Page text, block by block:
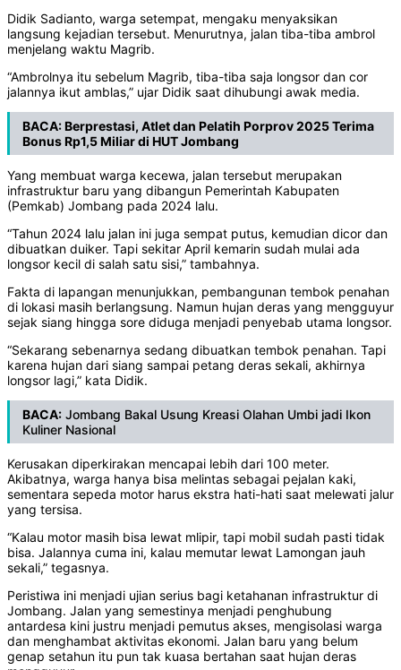
Didik Sadianto, warga setempat, mengaku menyaksikan
langsung kejadian tersebut. Menurutnya, jalan tiba-tiba ambrol
menjelang waktu Magrib.
“Ambrolnya itu sebelum Magrib, tiba-tiba saja longsor dan cor
jalannya ikut amblas,” ujar Didik saat dihubungi awak media.
BACA:Berprestasi, Atlet dan Pelatih Porprov 2025 Terima
Bonus Rp1,5 Miliar di HUT Jombang
Yang membuat warga kecewa, jalan tersebut merupakan
infrastruktur baru yang dibangun Pemerintah Kabupaten
(Pemkab) Jombang pada 2024 lalu.
“Tahun 2024 lalu jalan ini juga sempat putus, kemudian dicor dan
dibuatkan duiker. Tapi sekitar April kemarin sudah mulai ada
longsor kecil di salah satu sisi,” tambahnya.
Fakta di lapangan menunjukkan, pembangunan tembok penahan
di lokasi masih berlangsung. Namun hujan deras yang mengguyur
sejak siang hingga sore diduga menjadi penyebab utama longsor.
“Sekarang sebenarnya sedang dibuatkan tembok penahan. Tapi
karena hujan dari siang sampai petang deras sekali, akhirnya
longsor lagi,” kata Didik.
BACA: Jombang Bakal Usung Kreasi Olahan Umbi jadi Ikon
Kuliner Nasional
Kerusakan diperkirakan mencapai lebih dari 100 meter.
Akibatnya, warga hanya bisa melintas sebagai pejalan kaki,
sementara sepeda motor harus ekstra hati-hati saat melewati jalur
yang tersisa.
“Kalau motor masih bisa lewat mlipir, tapi mobil sudah pasti tidak
bisa. Jalannya cuma ini, kalau memutar lewat Lamongan jauh
sekali,” tegasnya.
Peristiwa ini menjadi ujian serius bagi ketahanan infrastruktur di
Jombang. Jalan yang semestinya menjadi penghubung
antardesa kini justru menjadi pemutus akses, mengisolasi warga
dan menghambat aktivitas ekonomi. Jalan baru yang belum
genap setahun itu pun tak kuasa bertahan saat hujan deras